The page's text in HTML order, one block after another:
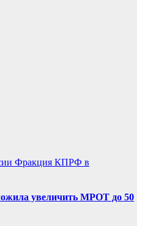
Фракция КПРФ в
увеличить МРОТ до 50